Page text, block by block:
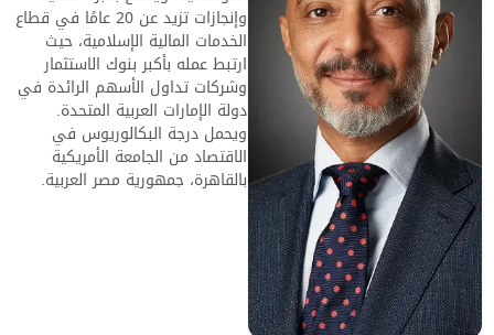
وإنجازات تزيد عن 20 عامًا في قطاع
الخدمات المالية الإسلامية، حيث
ارتبط عمله بأكبر بنوك الاستثمار
وشركات تداول الأسهم الرائدة في
دولة الإمارات العربية المتحدة.
ويحمل درجة البكالوريوس في
الاقتصاد من الجامعة الأمريكية
بالقاهرة، جمهورية مصر العربية.